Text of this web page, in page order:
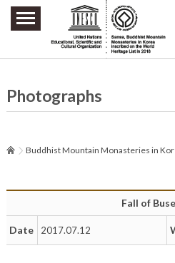
주요메뉴 바로가기
본문 바로가기
하단메뉴 바로가기
Photographs
Buddhist Mountain Monasteries in
Fall of
Date 2017.07.12